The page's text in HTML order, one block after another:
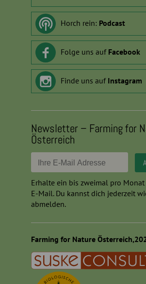
Horch rein: Podcast
Folge uns auf Facebook
Finde uns auf Instagram
Newsletter – Farming for
Österreich
Erhalte ein bis zweimal pro
E-Mail. Du kannst dich jederzeit
abmelden.
Farming for Nature